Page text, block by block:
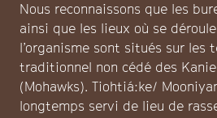
Nous reconnaissons que les
ainsi que les lieux où se
l’organisme sont situés sur
traditionnel non cédé des
(Mohawks). Tiohtiá:ke/
longtemps servi de lieu de